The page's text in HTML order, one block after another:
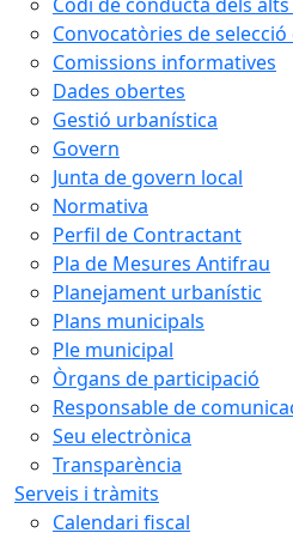
Convocatòries de
Comissions informatives
Dades obertes
Gestió urbanística
Govern
Junta de govern local
Normativa
Perfil de Contractant
Pla de Mesures Antifrau
Planejament urbanístic
Plans municipals
Ple municipal
Òrgans de participació
Responsable de
Seu electrònica
Transparència
Serveis i tràmits
Calendari fiscal